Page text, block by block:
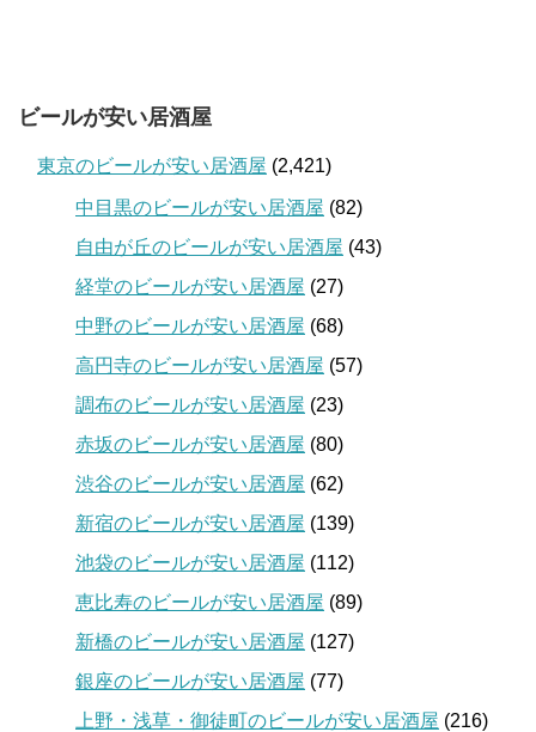
ビールが安い居酒屋
東京のビールが安い居酒屋 (2,421)
中目黒のビールが安い居酒屋 (82)
自由が丘のビールが安い居酒屋 (43)
経堂のビールが安い居酒屋 (27)
中野のビールが安い居酒屋 (68)
高円寺のビールが安い居酒屋 (57)
調布のビールが安い居酒屋 (23)
赤坂のビールが安い居酒屋 (80)
渋谷のビールが安い居酒屋 (62)
新宿のビールが安い居酒屋 (139)
池袋のビールが安い居酒屋 (112)
恵比寿のビールが安い居酒屋 (89)
新橋のビールが安い居酒屋 (127)
銀座のビールが安い居酒屋 (77)
上野・浅草・御徒町のビールが安い居酒屋 (216)